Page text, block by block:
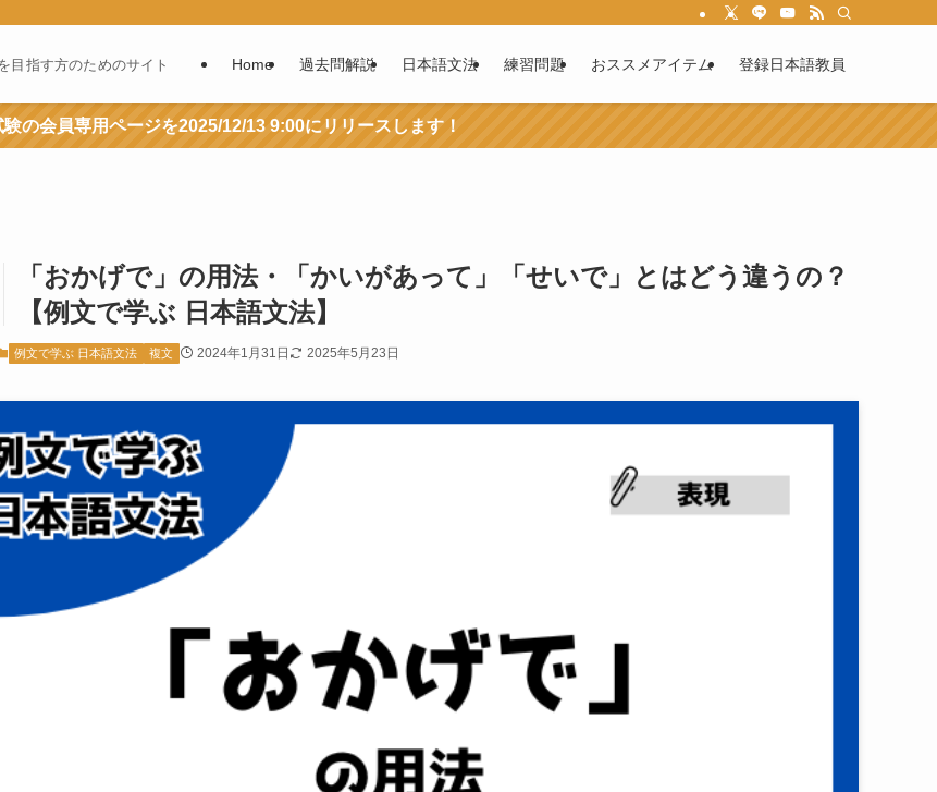
目指す方のためのサイト Home 過去問解説 日本語文法 練習問題 おススメアイテム 登録日本語教員
験の会員専用ページを2025/12/13 9:00にリリースします！
「おかげで」の用法・「かいがあって」「せいで」とはどう違うの？
【例文で学ぶ 日本語文法】
例文で学ぶ 日本語文法 複文 2024年1月31日 2025年5月23日